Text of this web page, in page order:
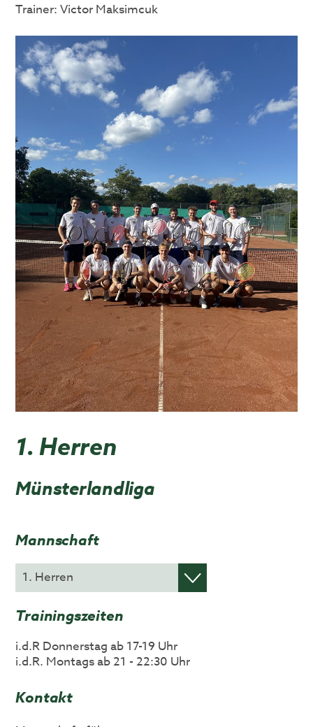
Trainer: Victor Maksimcuk
1. Herren
Münsterlandliga
Mannschaft
Trainingszeiten
i.d.R Donnerstag ab 17-19 Uhr
i.d.R. Montags ab 21 - 22:30 Uhr
Kontakt